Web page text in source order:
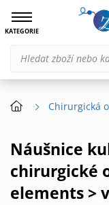
KATEGORIE
Chirurgická
Náušnice kuličky 12mm z
chirurgické
elements >